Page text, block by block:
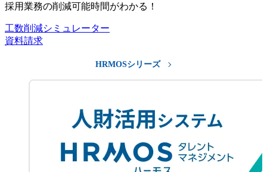
採用業務の削減可能時間がわかる！
工数削減シミュレーター
資料請求
HRMOSシリーズ